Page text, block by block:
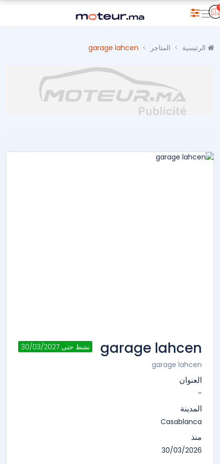
المتاجر garage lahcen
garage lahcen
garage lahcen
نشط حتى 30/03/2027
العنوان
-
المدينة
Casablanca
منذ
30/03/2026